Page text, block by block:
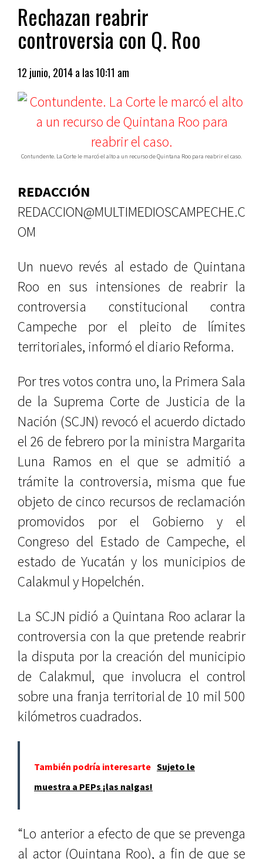
Rechazan reabrir
controversia con Q. Roo
12 junio, 2014 a las 10:11 am
Contundente. La Corte le marcó el alto a un recurso de Quintana Roo para reabrir el caso.
REDACCIÓN
REDACCION@MULTIMEDIOSCAMPECHE.C
OM
Un nuevo revés al estado de Quintana
Roo en sus intensiones de reabrir la
controversia constitucional contra
Campeche por el pleito de límites
territoriales, informó el diario Reforma.
Por tres votos contra uno, la Primera Sala
de la Suprema Corte de Justicia de la
Nación (SCJN) revocó el acuerdo dictado
el 26 de febrero por la ministra Margarita
Luna Ramos en el que se admitió a
trámite la controversia, misma que fue
objeto de cinco recursos de reclamación
promovidos por el Gobierno y el
Congreso del Estado de Campeche, el
estado de Yucatán y los municipios de
Calakmul y Hopelchén.
La SCJN pidió a Quintana Roo aclarar la
controversia con la que pretende reabrir
la disputa por la creación del municipio
de Calakmul, que involucra el control
sobre una franja territorial de 10 mil 500
kilómetros cuadrados.
También podría interesarte Sujeto le
muestra a PEPs ¡las nalgas!
“Lo anterior a efecto de que se prevenga
al actor (Quintana Roo), a fin de que se